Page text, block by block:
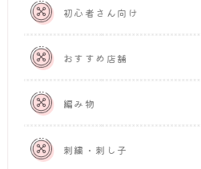
初心者さん向け
おすすめ店舗
編み物
刺繍・刺し子